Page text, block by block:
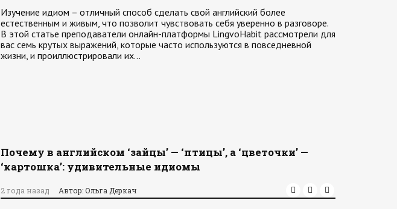
Изучение идиом – отличный способ сделать свой английский более
естественным и живым, что позволит чувствовать себя уверенно в разговоре.
В этой статье преподаватели онлайн-платформы LingvoHabit рассмотрели для
вас семь крутых выражений, которые часто используются в повседневной
жизни, и проиллюстрировали их…
Почему в английском ‘зайцы’ — ‘птицы’, а ‘цветочки’ —
‘картошка’: удивительные идиомы
2 года назад Автор: Ольга Деркач